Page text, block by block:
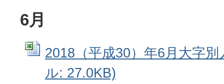
6月
2018（平成30）年6月大字
ル: 27.0KB)